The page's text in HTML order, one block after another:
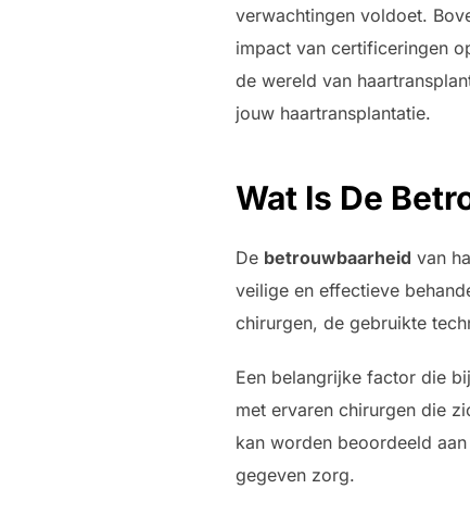
verwachtingen voldoet.
impact van certificeringen
de wereld van
jouw haartransplantatie.
Wat Is De
De betrouwbaarheid van
veilige en effectieve
chirurgen, de gebruikte
Een belangrijke factor die
met ervaren chirurgen die
kan worden beoordeeld
gegeven zorg.